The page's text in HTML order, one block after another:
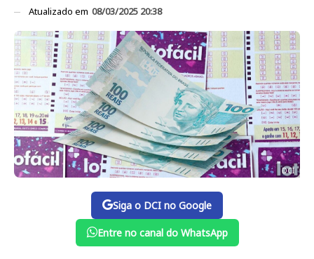
Atualizado em 08/03/2025 20:38
DCI
Siga o DCI no Google
Entre no canal do WhatsApp